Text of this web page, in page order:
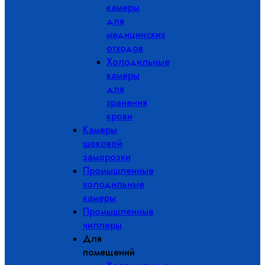
камеры
для
медицинских
отходов
Холодильные
камеры
для
хранения
крови
Камеры
шоковой
заморозки
Промышленные
холодильные
камеры
Промышленные
чиллеры
Для
помещений